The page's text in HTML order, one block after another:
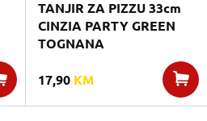
TANJIR ZA PIZZU 33cm
CINZIA PARTY GREEN
TOGNANA
17,90 KM